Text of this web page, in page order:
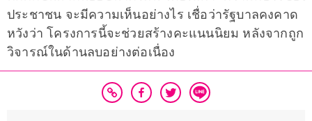
ประชาชน จะมีความเห็นอย่างไร เชื่อว่ารัฐบาลคงคาด
หวังว่า โครงการนี้จะช่วยสร้างคะแนนนิยม หลังจากถูก
วิจารณ์ในด้านลบอย่างต่อเนื่อง